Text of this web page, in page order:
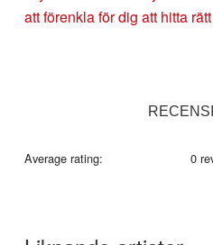
att förenkla för dig att hitta
Average rating: 0